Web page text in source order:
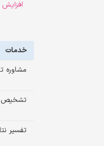
خدمات
مشاوره تخصصی 30
تشخیص
تفسیر